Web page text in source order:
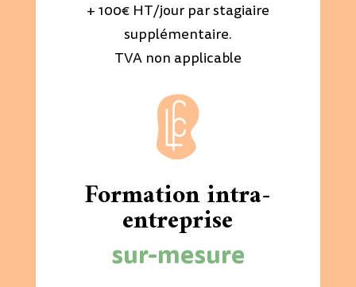
+ 100€ HT/jour par stagiaire
supplémentaire.
TVA non applicable
Formation intra-
entreprise
sur-mesure